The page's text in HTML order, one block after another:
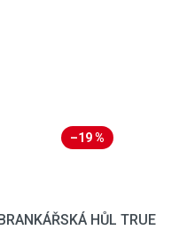
–19 %
HŮL TRUE